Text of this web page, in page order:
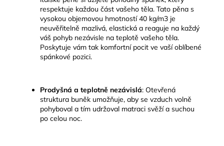
respektuje každou část vašeho těla. Tato pěna s
vysokou objemovou hmotností 40 kg/m3 je
neuvěřitelně mazlivá, elastická a reaguje na každý
váš pohyb nezávisle na teplotě vašeho těla.
Poskytuje vám tak komfortní pocit ve vaší oblíbené
spánkové pozici.
Prodyšná a teplotně nezávislá: Otevřená
struktura buněk umožňuje, aby se vzduch volně
pohyboval a tím udržoval matraci svěží a suchou
po celou noc.